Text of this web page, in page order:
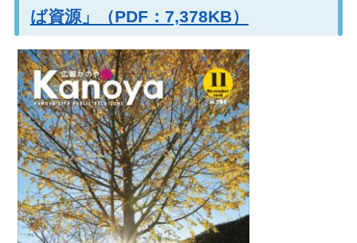
ば資源」（PDF：7,378KB）